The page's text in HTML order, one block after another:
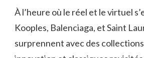
À l’heure où le réel et le virtuel
Kooples, Balenciaga, et Saint
surprennent avec des